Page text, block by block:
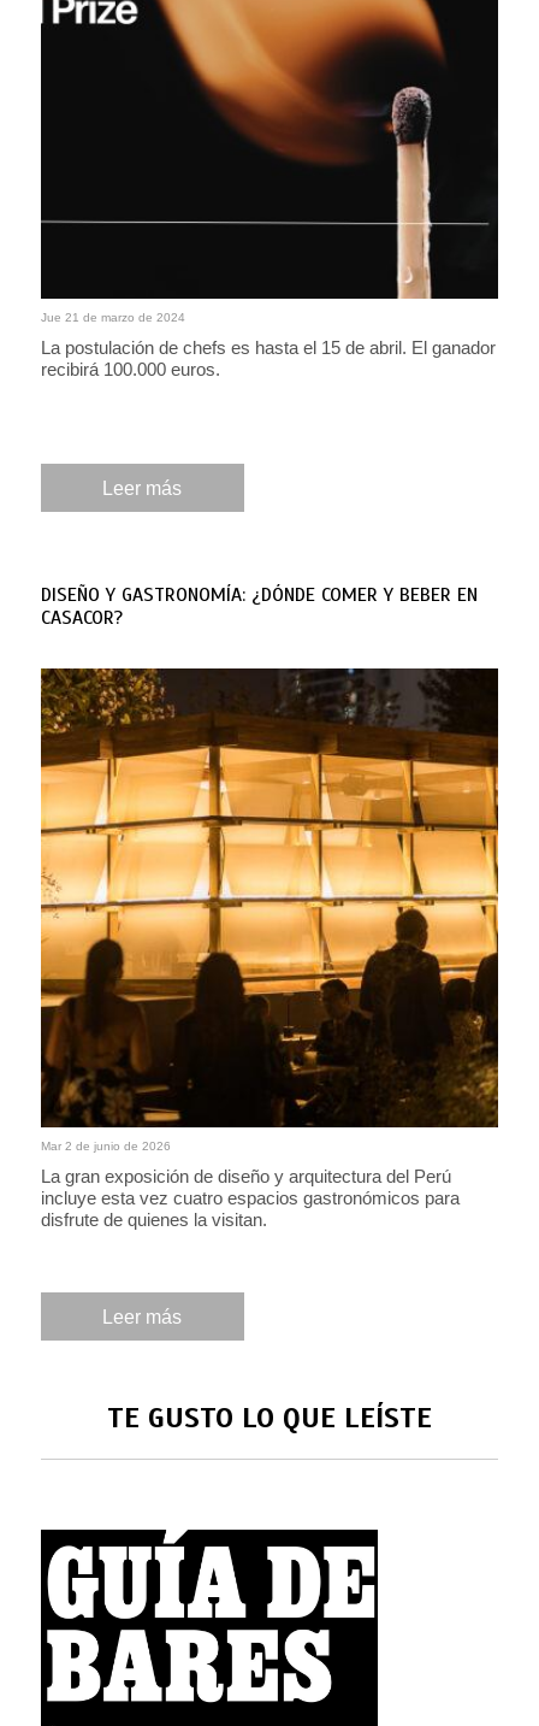
Jue 21 de marzo de 2024
La postulación de chefs es hasta el 15 de abril. El ganador
recibirá 100.000 euros.
Leer más
DISEÑO Y GASTRONOMÍA: ¿DÓNDE COMER Y BEBER EN
CASACOR?
Mar 2 de junio de 2026
La gran exposición de diseño y arquitectura del Perú
incluye esta vez cuatro espacios gastronómicos para
disfrute de quienes la visitan.
Leer más
TE GUSTO LO QUE LEÍSTE